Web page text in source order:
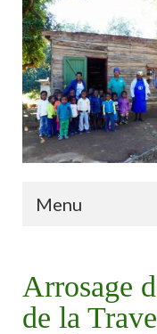
Menu
Arrosage
de la